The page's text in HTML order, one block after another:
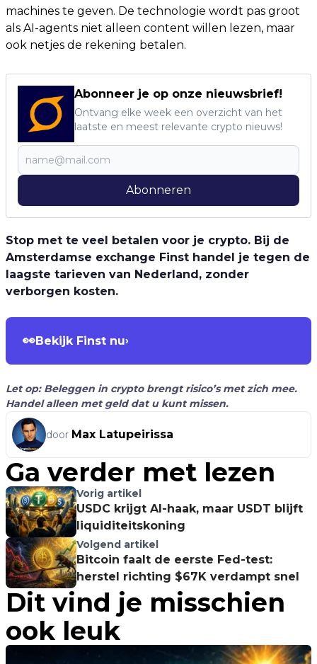
machines te geven. De technologie wordt pas groot
als AI-agents niet alleen content willen lezen, maar
ook netjes de rekening betalen.
Abonneer je op onze nieuwsbrief!
Ontvang elke week een overzicht van het
laatste en meest relevante crypto nieuws!
Abonneren
Stop met te veel betalen voor je crypto. Bij de
Amsterdamse exchange Finst handel je tegen de
laagste tarieven van Nederland, zonder
verborgen kosten.
👀Bekijk Finst nu›
Let op: Beleggen in crypto brengt risico’s met zich mee.
Handel alleen met geld dat u kunt missen.
door Max Latupeirissa
Ga verder met lezen
Vorig artikel
USDC krijgt AI-haak, maar USDT blijft
liquiditeitskoning
Volgend artikel
Bitcoin faalt de eerste Fed-test:
herstel richting $67K verdampt snel
Dit vind je misschien
ook leuk